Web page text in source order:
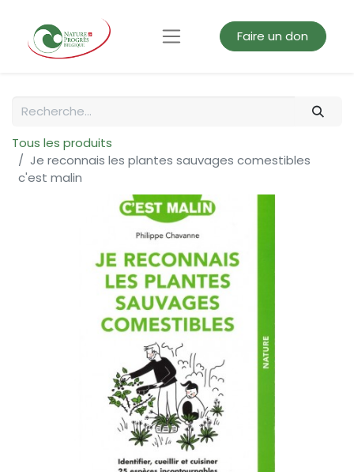
Faire un don
Tous les produits
Je reconnais les plantes sauvages comestibles
c'est malin